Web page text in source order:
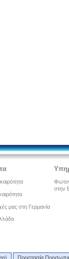
μας στη Γερμανία
στην
Προστασία